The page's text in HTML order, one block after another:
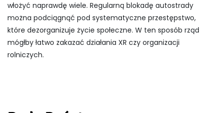
włożyć naprawdę wiele. Regularną blokadę autostrady
można podciągnąć pod systematyczne przestępstwo,
które dezorganizuje życie społeczne. W ten sposób rząd
mógłby łatwo zakazać działania XR czy organizacji
rolniczych.